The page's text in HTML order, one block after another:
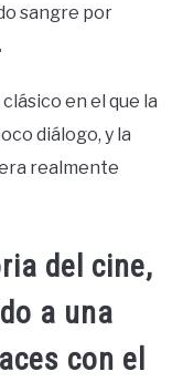
sangre por
en el que la
diálogo, y la
realmente
del cine,
a una
con el